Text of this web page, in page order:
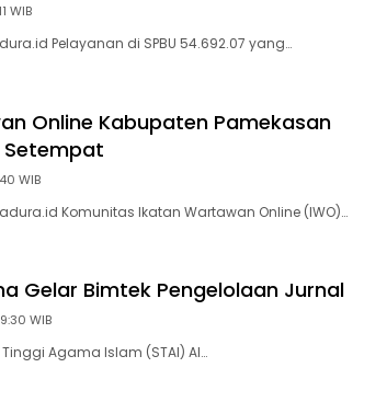
WIB
Pelayanan di SPBU 54.692.07 yang…
Online Kabupaten Pamekasan
Setempat
WIB
Komunitas Ikatan Wartawan Online (IWO)…
Gelar Bimtek Pengelolaan Jurnal
WIB
Tinggi Agama Islam (STAI) Al…